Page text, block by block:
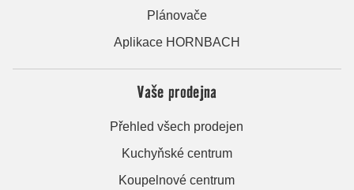
Plánovače
Aplikace HORNBACH
Vaše prodejna
Přehled všech prodejen
Kuchyňské centrum
Koupelnové centrum